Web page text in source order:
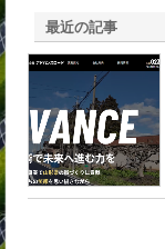
最近の記事